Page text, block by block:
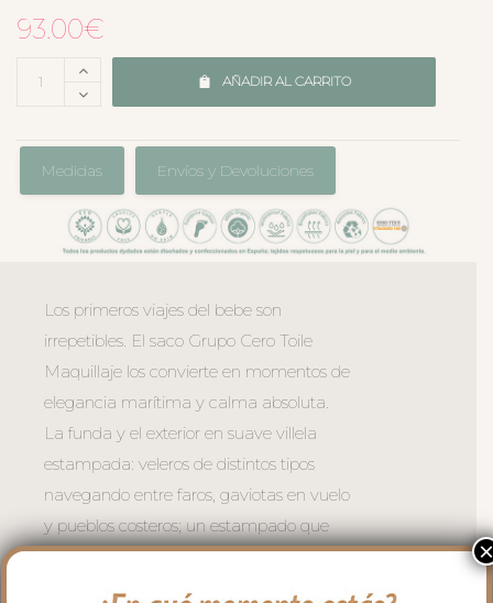
93.00€
AÑADIR AL CARRITO
Medidas Envíos y Devoluciones
Los primeros viajes del bebe son
irrepetibles. El saco Grupo Cero Toile
Maquillaje los convierte en momentos de
elegancia marítima y calma absoluta.
La funda y el exterior en suave villela
estampada: veleros de distintos tipos
navegando entre faros, gaviotas en vuelo
y pueblos costeros; un estampado que
evoca la serenidad del Mediterráneo en
×